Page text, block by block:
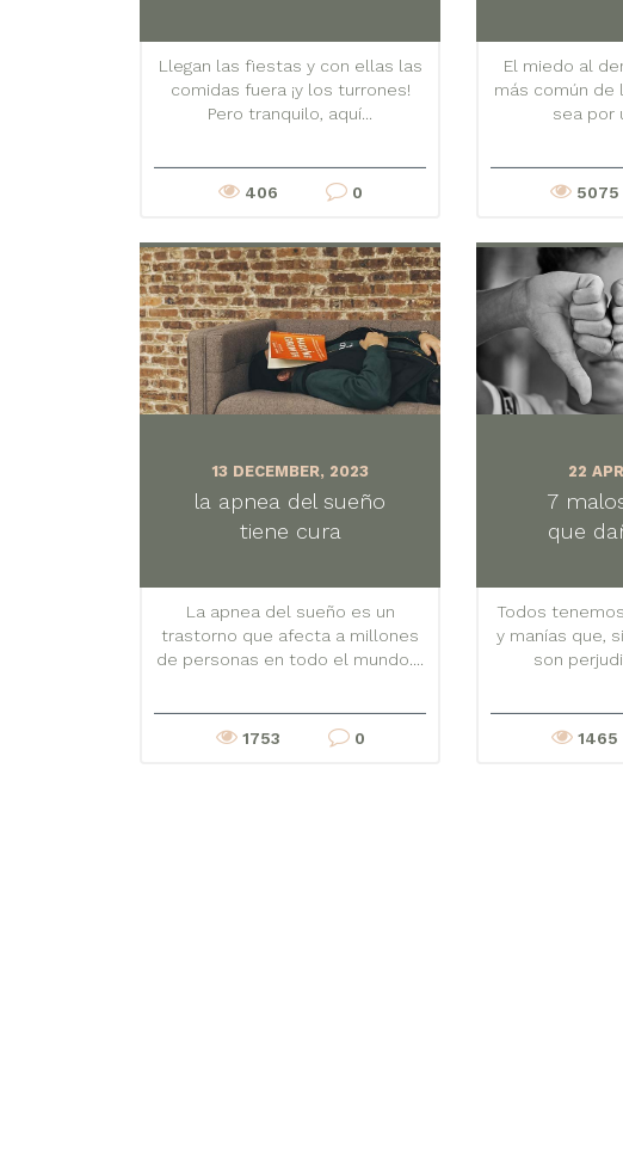
Llegan las fiestas y con ellas las
comidas fuera ¡y los turrones!
Pero tranquilo, aquí...
406 0
El miedo al
más común de
sea por
5075
13 DECEMBER, 2023
la apnea del sueño
tiene cura
La apnea del sueño es un
trastorno que afecta a millones
de personas en todo el mundo....
1753 0
22
7
que
Todos
y manías que,
son
1465